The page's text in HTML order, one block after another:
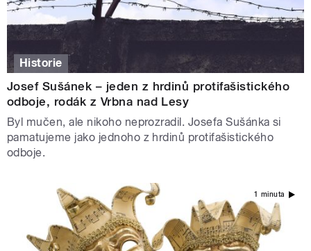
Historie
Josef Sušánek – jeden z hrdinů protifašistického
odboje, rodák z Vrbna nad Lesy
Byl mučen, ale nikoho neprozradil. Josefa Sušánka si
pamatujeme jako jednoho z hrdinů protifašistického
odboje.
1 minuta